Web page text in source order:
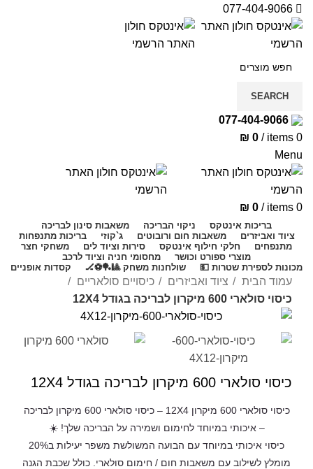
SEARCH
077-404-9066
0
items
/
₪ 0
Menu
0
items
/
₪ 0
בריכות אינטקס ניקוי הבריכה
משאבות סינון לבריכה
ציוד ואביזרים
משאבות חום ורובוטים ג`קוזי
בריכות מתנפחות
מתנפחים
חלקי חילוף אינטקס סירות וציוד לים
משחקי חצר
מוצרי ספורט וכושר
מחסומי חניה וציוד לרכב
מכונות לספירת שטרות 💵
שולחנות משחק 🎱🏓⚽🏒 קסדות אופניים
עמוד הבית ציוד ואביזרים
כיסויים סולאריים
כיסוי סולארי 600 מיקרון לבריכה בגודל 12X4
כיסוי סולארי 600 מיקרון לבריכה בגודל 12X4
כיסוי סולארי 600 מיקרון 12X4 – כיסוי סולארי 600 מיקרון לבריכה
– איכותי במיוחד לחימום ושמירה על הבריכה שלך! ☀️
כיסוי איכותי במיוחד עם הבועה המשולשת משפר יעילות ב20%
מומלץ לשילוב עם משאבות חום / חימום סולארי. כולל שכבת הגנה